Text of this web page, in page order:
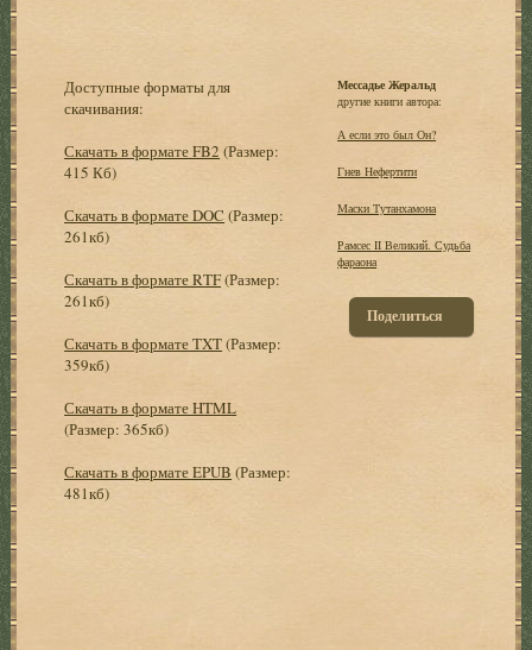
Доступные форматы для
скачивания:
Скачать в формате FB2 (Размер:
415 Кб)
Скачать в формате DOC (Размер:
261кб)
Скачать в формате RTF(Размер:
261кб)
Скачать в формате TXT(Размер:
359кб)
Скачать в формате HTML
(Размер: 365кб)
Скачать в формате EPUB (Размер:
481кб)
Мессадье Жеральд
другие книги автора:
А если это был Он?
Гнев Нефертити
Маски Тутанхамона
Рамсес II Великий. Судьба
фараона
Поделиться